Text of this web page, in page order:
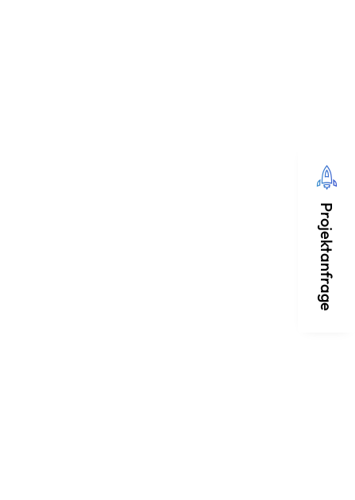
Projektanfrage